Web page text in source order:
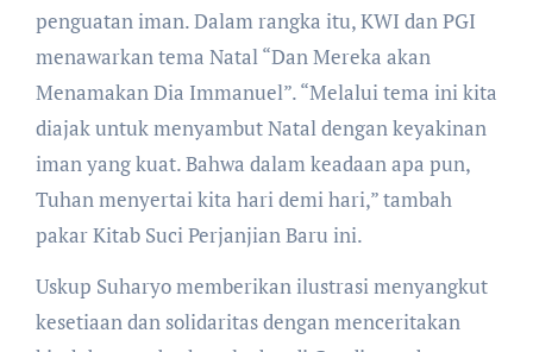
penguatan iman. Dalam rangka itu, KWI dan PGI
menawarkan tema Natal “Dan Mereka akan
Menamakan Dia Immanuel”. “Melalui tema ini kita
diajak untuk menyambut Natal dengan keyakinan
iman yang kuat. Bahwa dalam keadaan apa pun,
Tuhan menyertai kita hari demi hari,” tambah
pakar Kitab Suci Perjanjian Baru ini.
Uskup Suharyo memberikan ilustrasi menyangkut
kesetiaan dan solidaritas dengan menceritakan